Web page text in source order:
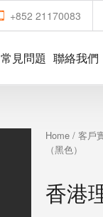
+852 21170083
常見問題 聯絡我們
Home /客戶
（黑色）
香港